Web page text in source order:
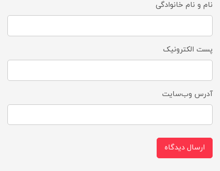
نام و نام خانوادگی
پست الکترونیک
آدرس وب‌سایت
ارسال دیدگاه